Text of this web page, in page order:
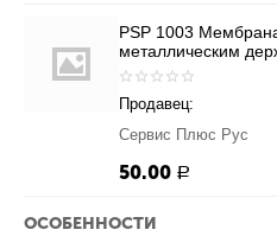
PSP 1003
металлическим
Продавец:
Сервис Плюс Рус
50.00 Р
ОСОБЕННОСТИ